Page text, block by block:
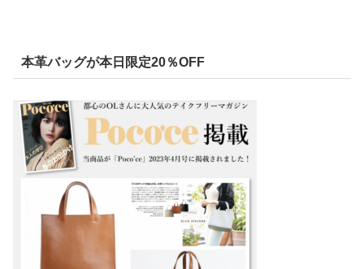
本革バッグが本日限定20％OFF